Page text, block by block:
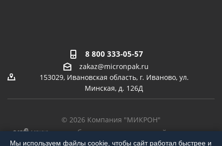
8 800 333-05-57
zakaz@micronpak.ru
153029, Ивановская область, г. Иваново, ул.
Минская, д. 126Д
© 2026 Компания "МИКРОН"
разработка, продвижение сайта,
Мы используем файлы cookie, чтобы сайт работал быстрее и